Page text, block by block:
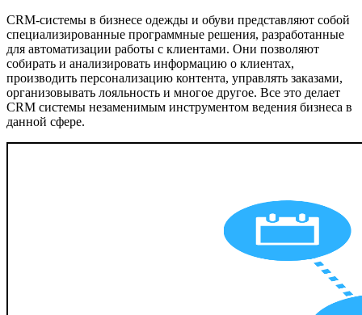
CRM-системы в бизнесе одежды и обуви представляют собой
специализированные программные решения, разработанные
для автоматизации работы с клиентами. Они позволяют
собирать и анализировать информацию о клиентах,
производить персонализацию контента, управлять заказами,
организовывать лояльность и многое другое. Все это делает
CRM системы незаменимым инструментом ведения бизнеса в
данной сфере.